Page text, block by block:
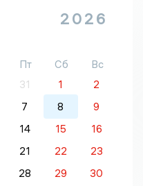
2026
Пт Сб
Вс
31 1
2
7 8
9
14 15
16
21 22
23
28 29
30